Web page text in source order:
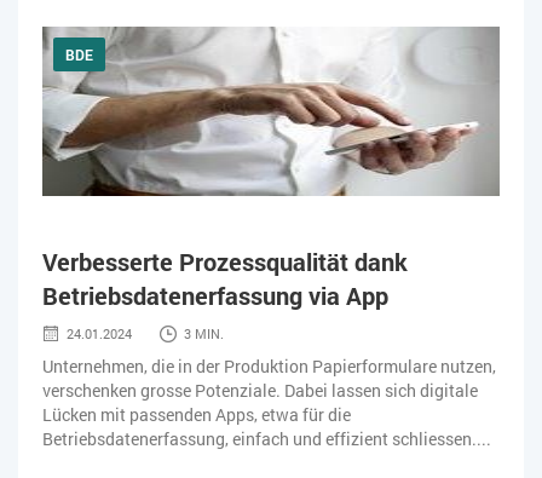
BDE
Verbesserte Prozessqualität dank
Betriebsdatenerfassung via App
24.01.2024 3 MIN.
Unternehmen, die in der Produktion Papierformulare nutzen,
verschenken grosse Potenziale. Dabei lassen sich digitale
Lücken mit passenden Apps, etwa für die
Betriebsdatenerfassung, einfach und effizient schliessen....